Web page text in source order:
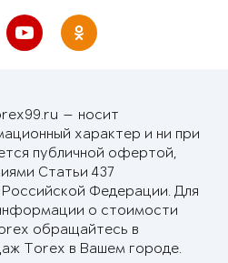
— носит
характер и ни при
публичной офертой,
Статьи 437
Федерации. Для
о стоимости
обращайтесь в
Torex в Вашем городе.